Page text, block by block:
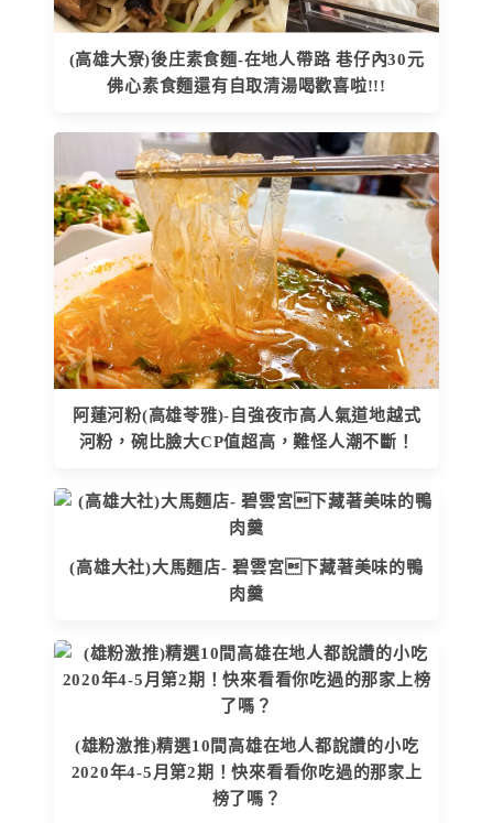
(高雄大寮)後庄素食麵-在地人帶路 巷仔內30元
佛心素食麵還有自取清湯喝歡喜啦!!!
阿蓮河粉(高雄苓雅)-自強夜市高人氣道地越式
河粉，碗比臉大CP值超高，難怪人潮不斷！
(高雄大社)大馬麵店- 碧雲宮下藏著美味的鴨
肉羹
(雄粉激推)精選10間高雄在地人都說讚的小吃
2020年4-5月第2期！快來看看你吃過的那家上
榜了嗎？